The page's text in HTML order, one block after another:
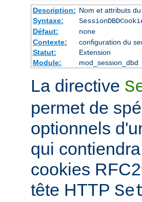
Description: Nom et attributs
Syntaxe:
Défaut:
none
Contexte:
configuration du
Statut:
Extension
Module:
mod_session_dbd
La directive
permet de
optionnels
qui
cookies
tête HTTP